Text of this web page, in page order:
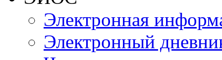
Электронная
Электронный